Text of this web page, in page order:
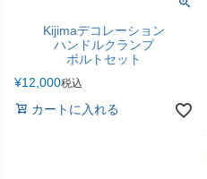
Kijimaデコレーション
ハンドルクランプ
ボルトセット
¥12,000税込
カートに入れる